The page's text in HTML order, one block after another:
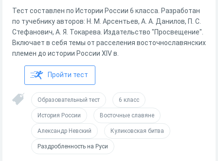
Тест составлен по Истории России 6 класса. Разработан
по тучебнику авторов: Н. М. Арсентьев, А. А. Данилов, П. С.
Стефанович, А. Я. Токарева. Издательство "Просвещение".
Включает в себя темы от расселения восточнославянских
племен до истории России XIV в.
Пройти тест
Образовательный тест 6 класс
История России Восточные славяне
Александр Невский Куликовская битва
Раздробленность на Руси